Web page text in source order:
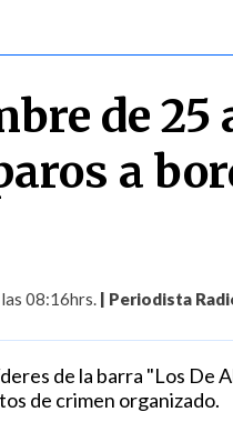
de 25
a
08:16hrs. | Periodista
de la barra "Los De
de crimen organizado.